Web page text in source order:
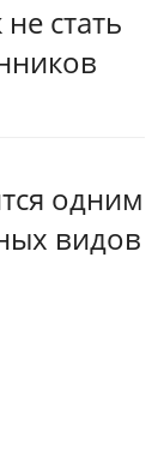
стать
одним
видов